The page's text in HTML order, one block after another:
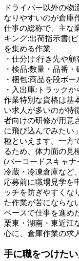
ドライバー以外の物
なりやすいのが倉庫
仕事の総称で、主な
キング:出荷指示書(
を集める作業
・仕分け:行き先や
・検品:数量・品番
・梱包:商品を段ボ
・入出庫:トラック
作業特別な資格は基
い求人が多いのが特
者向けの研修が用意
に飛び込んでみたい
種といえます。一方
るため、体力面の見
(バーコードスキャ
冷蔵・冷凍倉庫など
応募前に職場見学を
ッチを防ぎやすくな
た作業が苦にならな
ペースで仕事を進め
栗東・湖南・東近江
心に、倉庫作業の求
手に職をつけた